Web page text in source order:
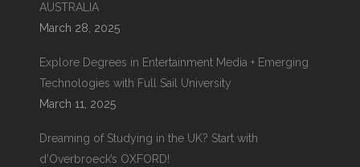
AUSTRALIA
March 28, 2025
Explore Degrees in Entertainment Media + Emerging
Technologies with Full Sail University
March 11, 2025
Dreaming of Studying in the UK? Start with
d’Overbroeck’s OXFORD!